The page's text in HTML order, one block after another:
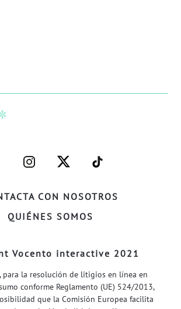
CON NOSOTROS
QUIÉNES SOMOS
–
INSTAGRAM–
–
TWITTER–
–
WELIFE–
Vocento interactive 2021
para la resolución de litigios en línea en
conforme Reglamento (UE) 524/2013,
que la Comisión Europea facilita